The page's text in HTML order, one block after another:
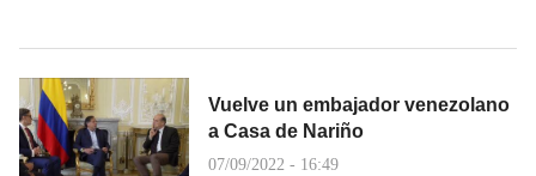
Vuelve un embajador venezolano
a Casa de Nariño
07/09/2022 - 16:49